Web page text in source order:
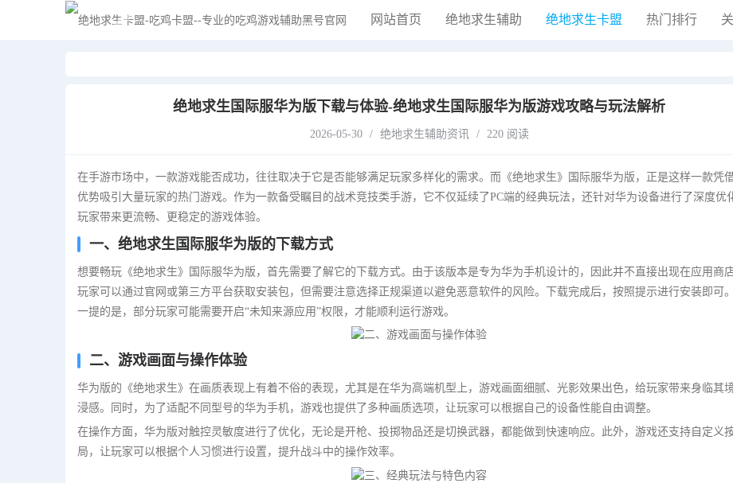
网站首页 绝地求生辅助 绝地求生卡盟 热门排行
绝地求生国际服华为版下载与体验-绝地求生国际服华为版游戏攻略与玩法解析
2026-05-30 / 绝地求生辅助资讯 / 220 阅读
在手游市场中，一款游戏能否成功，往往取决于它是否能够满足玩家多样化的需求。而《绝地求生》国际服华为版，正是这样一款凭
优势吸引大量玩家的热门游戏。作为一款备受瞩目的战术竞技类手游，它不仅延续了PC端的经典玩法，还针对华为设备进行了深度优
玩家带来更流畅、更稳定的游戏体验。
一、绝地求生国际服华为版的下载方式
想要畅玩《绝地求生》国际服华为版，首先需要了解它的下载方式。由于该版本是专为华为手机设计的，因此并不直接出现在应用商店
玩家可以通过官网或第三方平台获取安装包，但需要注意选择正规渠道以避免恶意软件的风险。下载完成后，按照提示进行安装即可
一提的是，部分玩家可能需要开启“未知来源应用”权限，才能顺利运行游戏。
二、游戏画面与操作体验
华为版的《绝地求生》在画质表现上有着不俗的表现，尤其是在华为高端机型上，游戏画面细腻、光影效果出色，给玩家带来身临其
浸感。同时，为了适配不同型号的华为手机，游戏也提供了多种画质选项，让玩家可以根据自己的设备性能自由调整。
在操作方面，华为版对触控灵敏度进行了优化，无论是开枪、投掷物品还是切换武器，都能做到快速响应。此外，游戏还支持自定义
局，让玩家可以根据个人习惯进行设置，提升战斗中的操作效率。